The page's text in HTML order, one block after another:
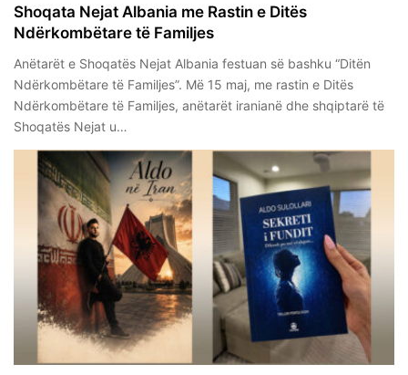
Shoqata Nejat Albania me Rastin e Ditës
Ndërkombëtare të Familjes
Anëtarët e Shoqatës Nejat Albania festuan së bashku “Ditën
Ndërkombëtare të Familjes”. Më 15 maj, me rastin e Ditës
Ndërkombëtare të Familjes, anëtarët iranianë dhe shqiptarë të
Shoqatës Nejat u…